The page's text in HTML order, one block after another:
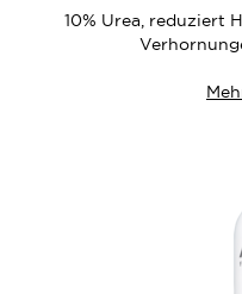
10% Urea, reduziert